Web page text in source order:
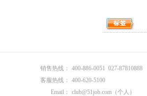
销售热线：
400-886-0051 027-87810888
客服热线：
400-620-5100
Email：
club@51job.com （个人）